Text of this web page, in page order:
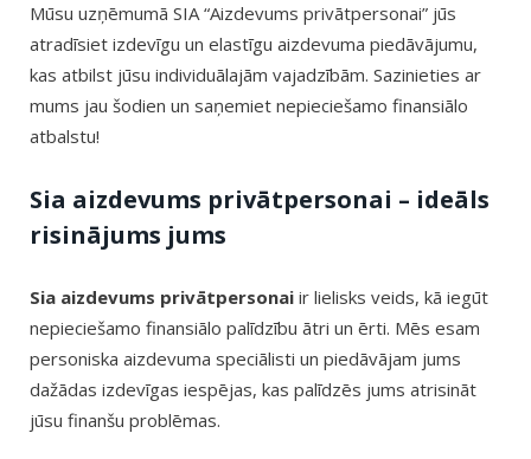
Mūsu uzņēmumā SIA “Aizdevums privātpersonai” jūs
atradīsiet izdevīgu un elastīgu aizdevuma piedāvājumu,
kas atbilst jūsu individuālajām vajadzībām. Sazinieties ar
mums jau šodien un saņemiet nepieciešamo finansiālo
atbalstu!
Sia aizdevums privātpersonai – ideāls
risinājums jums
Sia aizdevums privātpersonai ir lielisks veids, kā iegūt
nepieciešamo finansiālo palīdzību ātri un ērti. Mēs esam
personiska aizdevuma speciālisti un piedāvājam jums
dažādas izdevīgas iespējas, kas palīdzēs jums atrisināt
jūsu finanšu problēmas.